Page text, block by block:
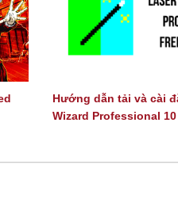
Hướng dẫn tải và cài
Wizard Professional 10